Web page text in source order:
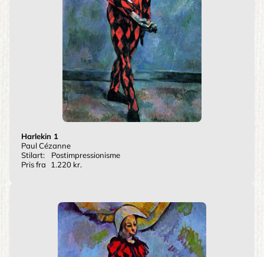
Harlekin 1
Paul Cézanne
Stilart:
Postimpressionisme
Pris fra
1.220 kr.